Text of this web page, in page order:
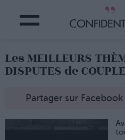
Les MEILLEURS
DISPUTES de COUPLE
Partager sur Facebook